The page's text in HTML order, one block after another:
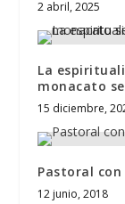
2 abril, 2025
La
monacato
15 diciembre,
Pastoral
12 junio, 2018